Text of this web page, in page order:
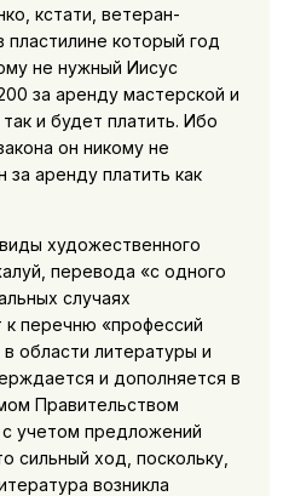
кстати, ветеран-
пластилине который год
не нужный Иисус
за аренду мастерской и
и будет платить. Ибо
он никому не
аренду платить как
художественного
перевода «с одного
случаях
к перечню «профессий
области литературы и
и дополняется в
Правительством
учетом предложений
сильный ход, поскольку,
возникла